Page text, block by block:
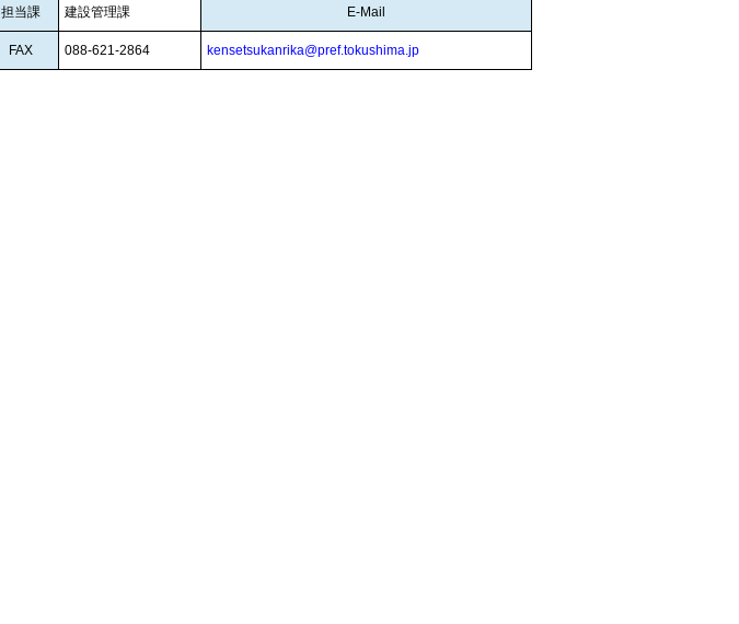
担当課 建設管理課 E-Mail
FAX 088-621-2864 kensetsukanrika@pref.tokushima.jp